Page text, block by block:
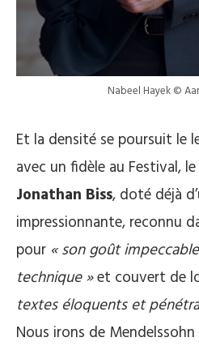
Nabeel Hayek ©
Et la densité se poursuit le
avec un fidèle au Festival,
Jonathan Biss, doté déjà
impressionnante, reconnu
pour « son goût
technique »et couvert de
textes éloquents et
Nous irons de